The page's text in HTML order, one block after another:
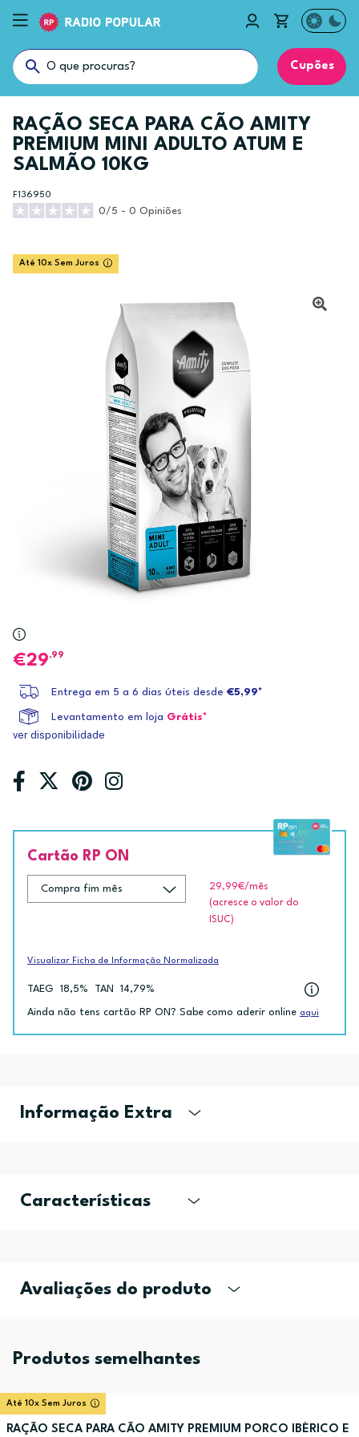
Cupões
RAÇÃO SECA PARA CÃO AMITY
PREMIUM MINI ADULTO ATUM E
SALMÃO 10KG
F136950
0/5 - 0 Opiniões
Até 10x Sem Juros
29,99
Entrega em 5 a 6 dias úteis desde €5,99*
Levantamento em loja Grátis*
ver disponibilidade
Cartão RP ON
29,99€/mês
(acresce o valor do
ISUC)
Visualizar Ficha de Informação Normalizada
TAEG 18,5% TAN 14,79%
Ainda não tens cartão RP ON? Sabe como aderir online aqui
Informação Extra
Características
Avaliações do produto
Produtos semelhantes
Até 10x Sem Juros
RAÇÃO SECA PARA CÃO AMITY PREMIUM PORCO IBÉRICO E